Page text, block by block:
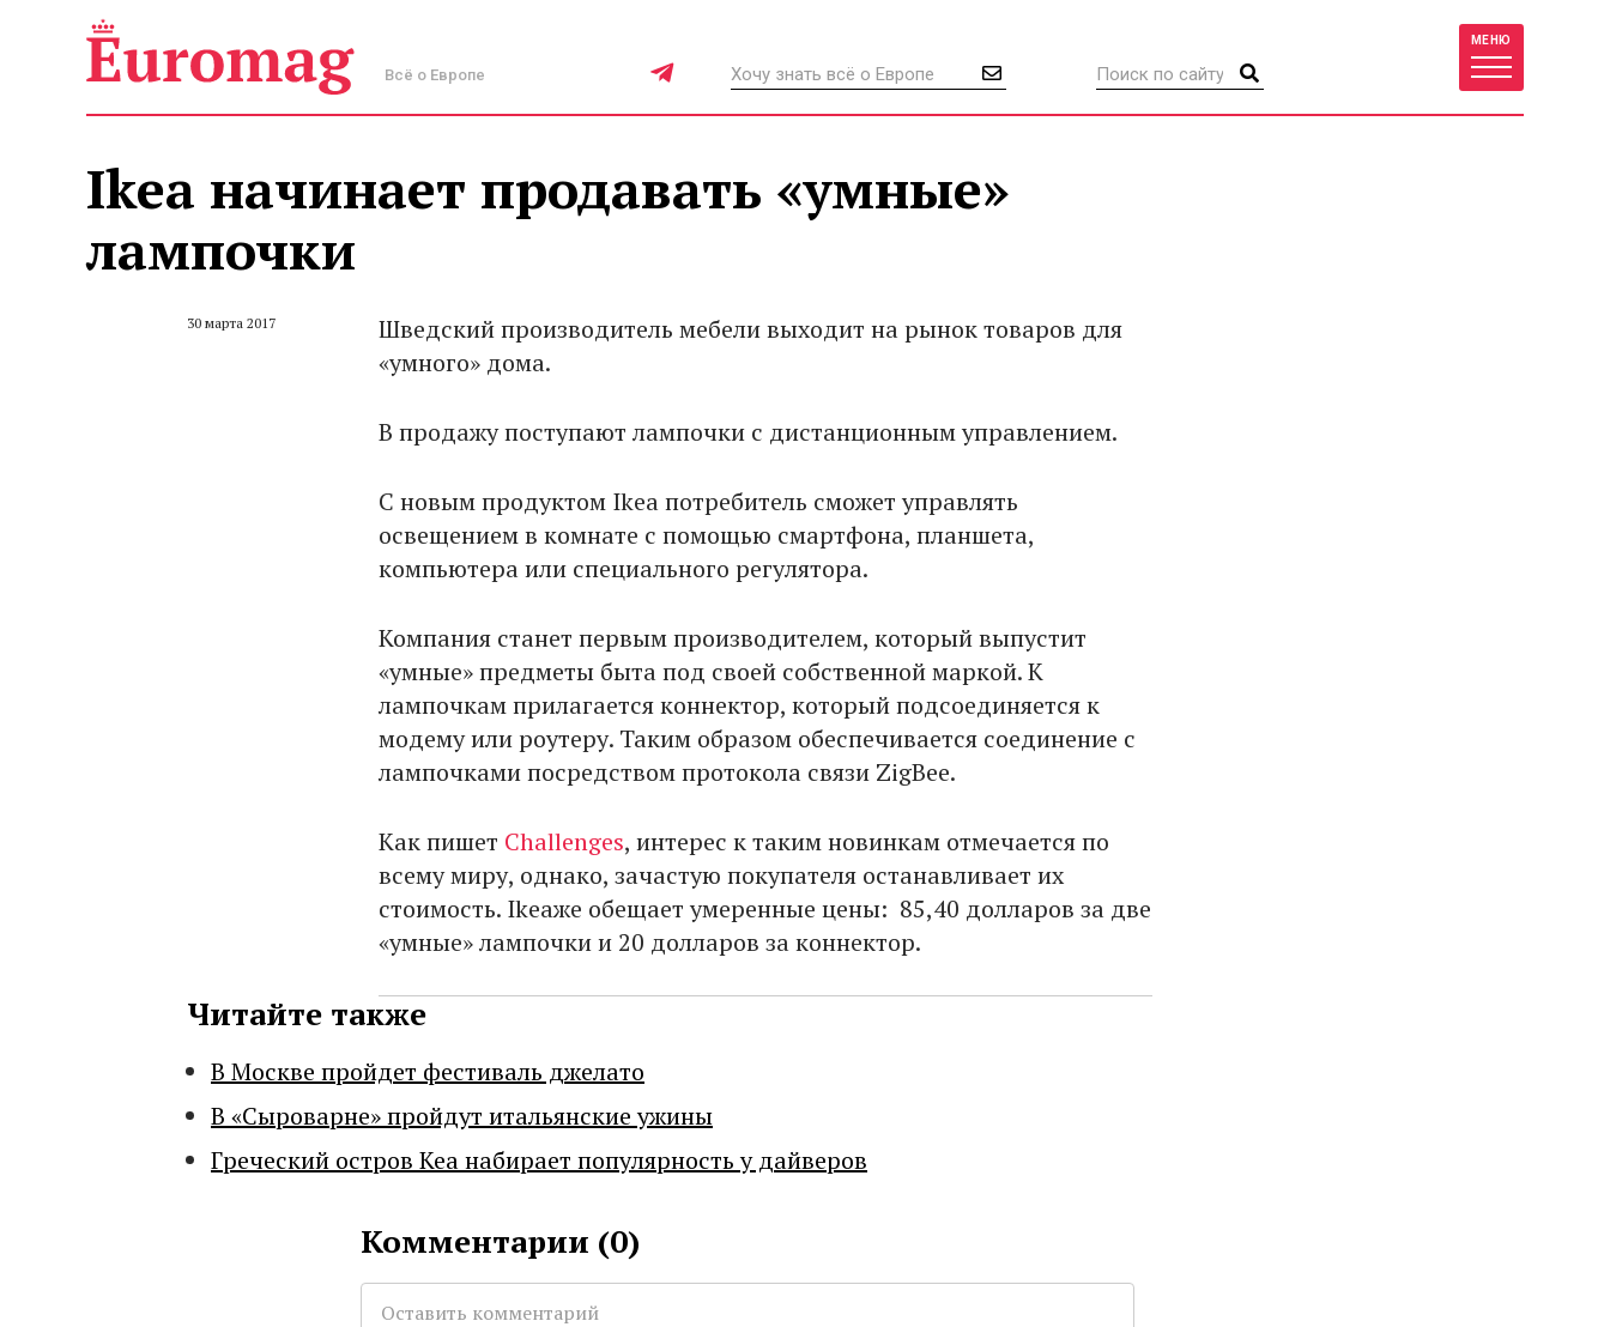
Всё о Европе
МЕНЮ
Ikea начинает продавать «умные»
лампочки
30 марта 2017
Шведский производитель мебели выходит на рынок товаров для
«умного» дома.
В продажу поступают лампочки с дистанционным управлением.
С новым продуктом Ikea потребитель сможет управлять
освещением в комнате с помощью смартфона, планшета,
компьютера или специального регулятора.
Компания станет первым производителем, который выпустит
«умные» предметы быта под своей собственной маркой. К
лампочкам прилагается коннектор, который подсоединяется к
модему или роутеру. Таким образом обеспечивается соединение с
лампочками посредством протокола связи ZigBee.
Как пишет Challenges, интерес к таким новинкам отмечается по
всему миру, однако, зачастую покупателя останавливает их
стоимость. Ikeaже обещает умеренные цены: 85,40 долларов за две
«умные» лампочки и 20 долларов за коннектор.
Читайте также
В Москве пройдет фестиваль джелато
В «Сыроварне» пройдут итальянские ужины
Греческий остров Кеа набирает популярность у дайверов
Комментарии (0)